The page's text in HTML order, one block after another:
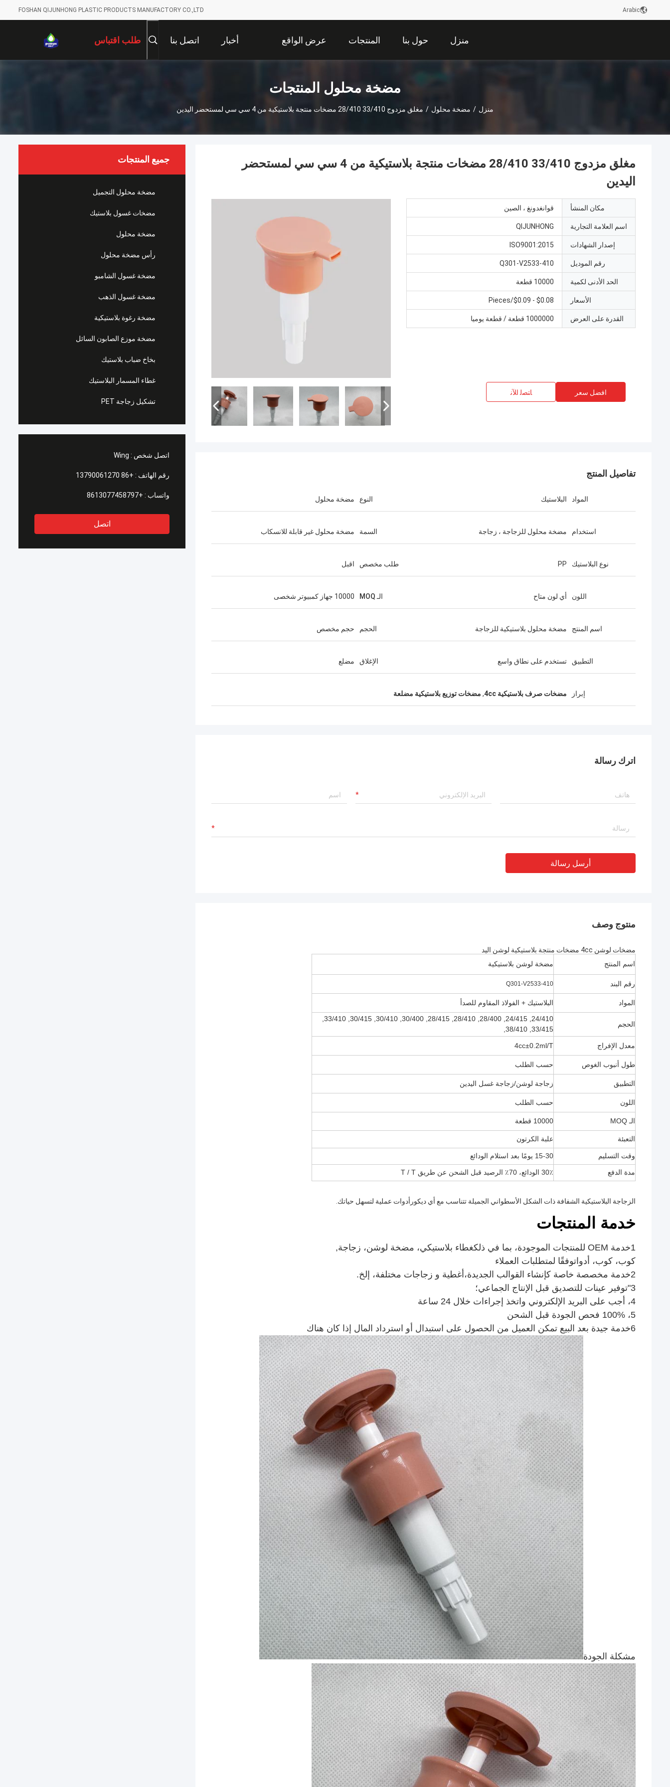
FOSHAN QIJUNHONG PLASTIC PRODUCTS MANUFACTORY CO.,LTD Arabic
منزل حول بنا المنتجات عرض الواقع
الافتراضي
أخبار اتصل بنا طلب اقتباس
مضخة محلول المنتجات
منزل / مضخة محلول / مغلق مزدوج 33/410 28/410 مضخات منتجة بلاستيكية من 4 سي سي لمستحضر اليدين
جميع المنتجات
مضخة محلول التجميل
مضخات غسول بلاستيك
مضخة محلول
رأس مضخة محلول
مضخة غسول الشامبو
مضخة غسول الذهب
مضخة رغوة بلاستيكية
مضخة موزع الصابون السائل
بخاخ ضباب بلاستيك
غطاء المسمار البلاستيك
تشكيل زجاجة PET
اتصل شخص : Wing
رقم الهاتف : +86 13790061270
واتساب : +8613077458797
اتصل
مغلق مزدوج 33/410 28/410 مضخات منتجة بلاستيكية من 4 سي سي لمستحضر
اليدين
مكان المنشأ قوانغدونغ ، الصين
اسم العلامة التجارية QIJUNHONG
إصدار الشهادات ISO9001:2015
رقم الموديل Q301-V2533-410
الحد الأدنى لكمية 10000 قطعة
الأسعار $0.08 - $0.09/Pieces
القدرة على العرض 1000000 قطعة / قطعة يوميا
افضل سعر ﺎﺘﺼﻟ ﺍﻶﻧ
تفاصيل المنتج
المواد البلاستيك النوع مضخة محلول
استخدام مضخة محلول للزجاجة ، زجاجة السمة مضخة محلول غير قابلة للانسكاب
نوع البلاستيك PP طلب مخصص اقبل
اللون أي لون متاح الـ MOQ 10000 جهاز كمبيوتر شخصى
اسم المنتج مضخة محلول بلاستيكية للزجاجة الحجم حجم مخصص
التطبيق تستخدم على نطاق واسع الإغلاق مضلع
إبراز مضخات صرف بلاستيكية 4cc , مضخات توزيع بلاستيكية مضلعة
اترك رسالة
أرسل رسالة
منتوج وصف
مضخات لوشن 4cc مضخات منتجة بلاستيكية لوشن اليد
اسم المنتج
مضخة لوشن بلاستيكية
رقم البند Q301-V2533-410
المواد البلاستيك + الفولاذ المقاوم للصدأ
الحجم
33/415, 38/410,
معدل الإفراج 4cc±0.2ml/T
طول أنبوب الغوص حسب الطلب
التطبيق زجاجة لوشن/زجاجة غسل اليدين
اللون حسب الطلب
الـ MOQ 10000 قطعة
التعبئة علبة الكرتون
وقت التسليم 15-30 يومًا بعد استلام الودائع
مدة الدفع 30٪ الودائع، 70٪ الرصيد قبل الشحن عن طريق T / T
الزجاجة البلاستيكية الشفافة ذات الشكل الأسطواني الجميلة تتناسب مع أي ديكورأدوات عملية لتسهل حياتك.
خدمة المنتجات
1خدمة OEM للمنتجات الموجودة، بما في ذلك غطاء بلاستيكي، مضخة لوشن، زجاجة,
كوب، كوب، أدواتوفقًا لمتطلبات العملاء
2خدمة مخصصة خاصة كإنشاء القوالب الجديدة،
أغطية و زجاجات مختلفة، إلخ.
3"توفير عينات للتصديق قبل الإنتاج الجماعي؛
4، أجب على البريد الإلكتروني واتخذ إجراءات خلال 24 ساعة
5، 100% فحص الجودة قبل الشحن
6خدمة جيدة بعد البيع تمكن العميل من الحصول على استبدال أو استرداد المال إذا كان هناك
مشكلة الجودة